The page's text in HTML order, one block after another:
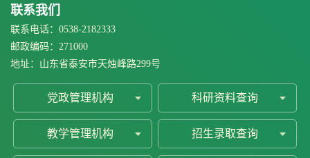
联系我们
联系电话：0538-2182333
邮政编码：271000
地址：山东省泰安市天烛峰路299号
党政管理机构 科研资料查询
教学管理机构 招生录取查询